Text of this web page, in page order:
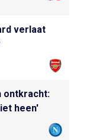
verlaat
ontkracht:
heen'